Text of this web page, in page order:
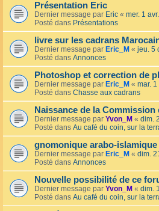
Présentation Eric
Dernier message par Eric « mer. 1
Posté dans Présentations
livre sur les cadrans
Dernier message par Eric_M « jeu. 5
Posté dans Annonces
Photoshop et correction de
Dernier message par Eric_M « mar.
Posté dans Chasse aux cadrans
Naissance de la
Dernier message par Yvon_M « dim.
Posté dans Au café du coin, sur la
gnomonique arabo-islamique
Dernier message par Eric_M « dim.
Posté dans Annonces
Nouvelle possibilité de ce
Dernier message par Yvon_M « dim.
Posté dans Au café du coin, sur la